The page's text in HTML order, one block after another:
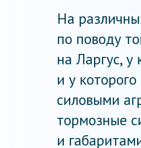
На
по поводу
на Ларгус, у
и у
силовыми
тормозные
и